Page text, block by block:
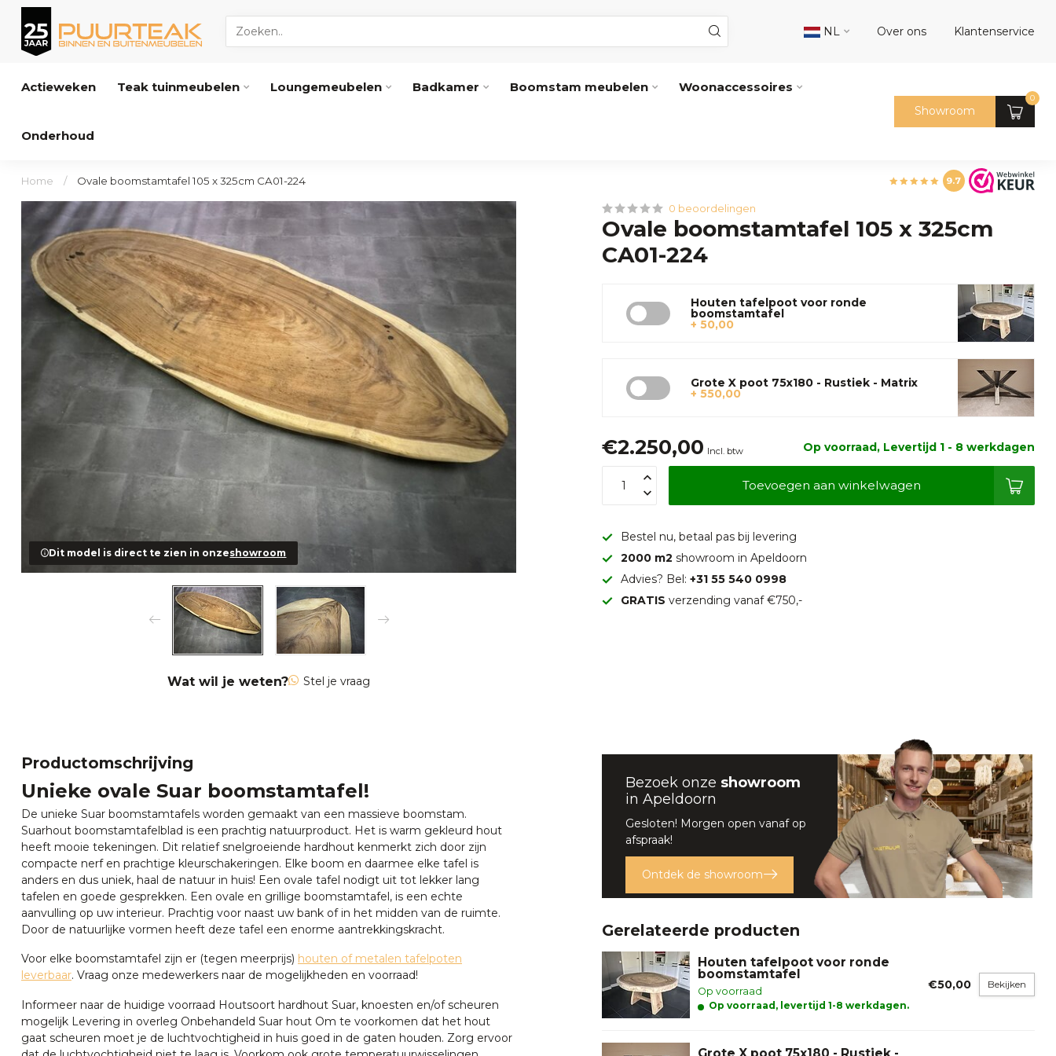
NL Over ons Klantenservice
Actieweken Teak tuinmeubelen Loungemeubelen Badkamer Boomstam meubelen Woonaccessoires
Onderhoud
Showroom
0
Home / Ovale boomstamtafel 105 x 325cm CA01-224 9.7
Dit model is direct te zien in onzeshowroom
Wat wil je weten? Stel je vraag
0 beoordelingen
Ovale boomstamtafel 105 x 325cm
CA01-224
Houten tafelpoot voor ronde
boomstamtafel
+ 50,00
Grote X poot 75x180 - Rustiek - Matrix
+ 550,00
€2.250,00 Incl. btw Op voorraad, Levertijd 1 - 8 werkdagen
Toevoegen aan winkelwagen
Bestel nu, betaal pas bij levering
2000 m2showroom in Apeldoorn
Advies? Bel:+31 55 540 0998
GRATIS verzending vanaf €750,-
Productomschrijving
Unieke ovale Suar boomstamtafel!
De unieke Suar boomstamtafels worden gemaakt van een massieve boomstam.
Suarhout boomstamtafelblad is een prachtig natuurproduct. Het is warm gekleurd hout
heeft mooie tekeningen. Dit relatief snelgroeiende hardhout kenmerkt zich door zijn
compacte nerf en prachtige kleurschakeringen. Elke boom en daarmee elke tafel is
anders en dus uniek, haal de natuur in huis! Een ovale tafel nodigt uit tot lekker lang
tafelen en goede gesprekken. Een ovale en grillige boomstamtafel, is een echte
aanvulling op uw interieur. Prachtig voor naast uw bank of in het midden van de ruimte.
Door de natuurlijke vormen heeft deze tafel een enorme aantrekkingskracht.
Voor elke boomstamtafel zijn er (tegen meerprijs) houten of metalen tafelpoten
leverbaar. Vraag onze medewerkers naar de mogelijkheden en voorraad!
Informeer naar de huidige voorraad Houtsoort hardhout Suar, knoesten en/of scheuren
mogelijk Levering in overleg Onbehandeld Suar hout Om te voorkomen dat het hout
gaat scheuren moet je de luchtvochtigheid in huis goed in de gaten houden. Zorg ervoor
Bezoek onze showroom
in Apeldoorn
Gesloten! Morgen open vanaf op
afspraak!
Ontdek de showroom
Gerelateerde producten
Houten tafelpoot voor ronde
boomstamtafel
Op voorraad
Op voorraad, levertijd 1-8 werkdagen.
€50,00 Bekijken